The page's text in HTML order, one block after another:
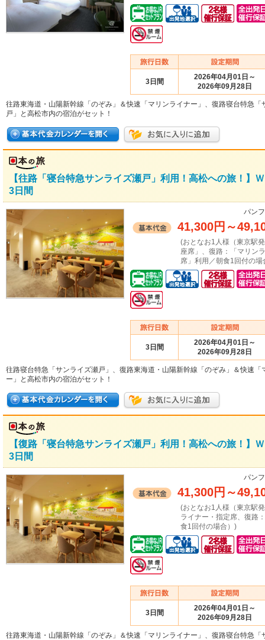
3日間
2026年04月01日～
2026年09月28日
往路東海道・山陽新幹線「のぞみ」＆快速「マリンライナー」、復路寝台特急「
戸」と高松市内の宿泊がセット！
【往路「寝台特急サンライズ瀬戸」利用！高松への旅！
3日間
パン
41,300円 ～
(おとなお1人様（東京駅
座席」、復路：「マリン
席」利用／朝食1回付の場
3日間
2026年04月01日～
2026年09月28日
往路寝台特急「サンライズ瀬戸」、復路東海道・山陽新幹線「のぞみ」＆快速「
ー」と高松市内の宿泊がセット！
【復路「寝台特急サンライズ瀬戸」利用！高松への旅！
3日間
パン
41,300円 ～
(おとなお1人様（東京駅
ライナー・指定席、復路
食1回付の場合）)
3日間
2026年04月01日～
2026年09月28日
往路東海道・山陽新幹線「のぞみ」＆快速「マリンライナー」、復路寝台特急「